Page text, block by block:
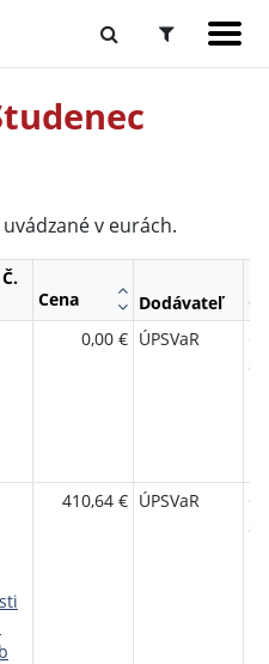
v eurách.
Cena Dodávateľ
0,00 € ÚPSVaR
410,64 € ÚPSVaR